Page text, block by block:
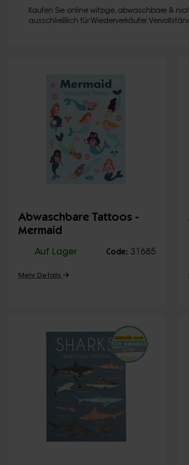
Kaufen Sie online witzige, abwaschbare &
ausschließlich für Wiederverkäufer.
Abwaschbare Tattoos -
Mermaid
Auf Lager Code: 31685
Mehr Details